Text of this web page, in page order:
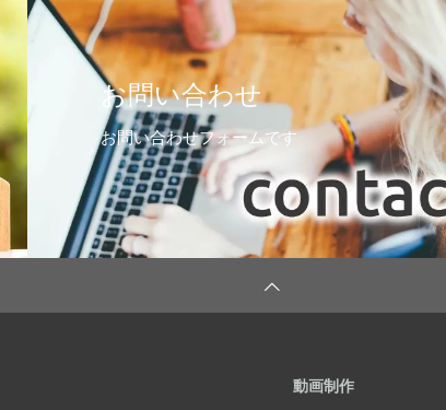
お問い合わせ
お問い合わせフォームです
動画制作